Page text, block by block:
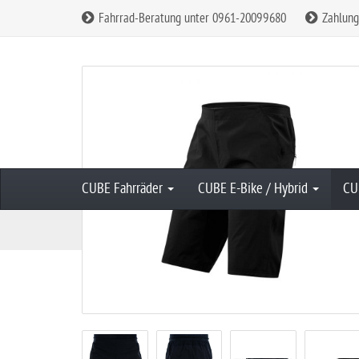
Fahrrad-Beratung unter 0961-20099680
CUBE Bikes direkt online im Cube Store kaufen ✔
CUBE Fahrräder CUBE E-Bike / Hybrid
t
s
CUBE Fahrradbekleidung CUBE